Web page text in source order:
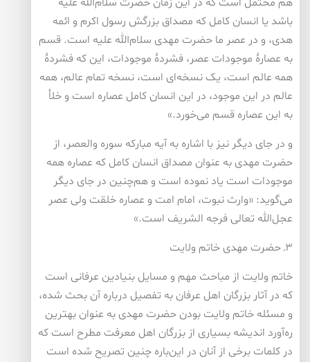
باشد یا انسان کامل که مصداق بزرگش رسول اکرم و ائمه
هدی، و در عصر ما حضرت مهدی سلام‌الله علیه است. قسم
به عصارۀ موجودات عصر، فشردۀ موجودات، این که فشردۀ
همه عالم است، یک نسخه‌ای است، نسخه تمام عالم، همه
عالم در این موجود، در این انسان کامل عصاره است و خلأ
به این عصاره قسم می‌خورد.»
و در جای دیگر نیز با اشاره به آیه مبارکه سوره والعصر، از
حضرت مهدی به عنوان مصداق انسان کامل که عصاره همه
موجودات است یاد نموده است و هم‌چنین در جای دیگر
می‌گوید: «وارث نبوت، امام امت و عصاره خلقت ولی عصر
عجل‌الله تعالی فرجه الشریف است.»
۳ـ حضرت مهدی خاتم ولایت
خاتم ولایت از مباحث مهم و مسایل بنیادین عرفانی است
که در آثار بزرگان اهل عرفان به تفصیل درباره آن بحث شده،
و مسئله خاتم ولایت بودن حضرت مهدی به عنوان بهترین
ره‌آورد اندیشه بسیاری از بزرگان اهل معرفت مطرح است که
در کلمات برخی از آنان در این‌باره چنین تصریح شده است